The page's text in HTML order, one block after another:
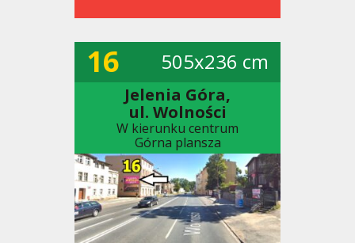
16 505x236 cm
Jelenia Góra,
ul. Wolności
W kierunku centrum
Górna plansza